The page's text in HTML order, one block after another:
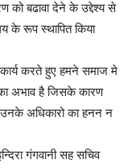
को बढावा देने के उद्देश्य से
के रूप स्थापित किया
करते हुए हमने समाज मे
अभाव है जिसके कारण
अधिकारो का हनन न
गंगवानी सह सचिव